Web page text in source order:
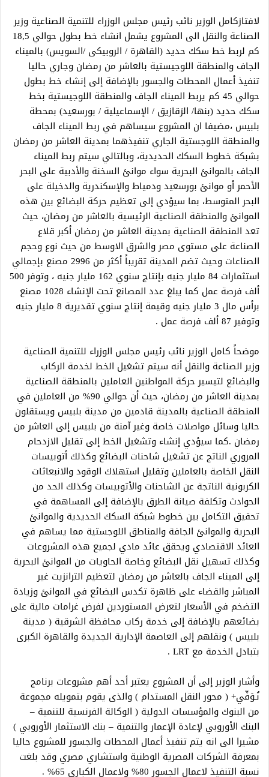
لافتازكامل الوزير نائب رئيس مجلس الوزراء للتنمية الصناعية وزير
الصناعة والنقل الى المشروع يشمل انشاء خط بطول حوالي 18,5
كم لربط خط سكك حديد (القاهرة / الروبيكى /السويس) بالميناء
الجاف والمنطقة اللوجيستية بالعاشر من رمضان وجاري حاليا
تنفيذ أعمال المحطات والجسور بالإضافة إلى إنشاء خط بطول
حوالي 45 كم يربط الميناء الجاف والمنطقة اللوجيستية بخط
سكك حديد (بنها/ الزقازيق / الإسماعيلية / بورسعيد) بمحطة
بلبيس ،مضيفا ان المشروع سيساهم في ربط الميناء الجاف
والمنطقة اللوجستية الجاري تنفيذهما بمدينة العاشر من رمضان
بشبكة خطوط السكك الحديدية، وبالتالي سيتم ربط الميناء
الجاف بالموانئ البحرية سواء موانئ السخنة والأدبية على البحر
الأحمر أو موانئ بورسعيد ودمياط والإسكندرية والدخيلة على
البحر المتوسط، بما سيؤدي إلى تعظيم حركة البضائع بين هذه
الموانئ والمنطقة الصناعية الرئيسية بالعاشر من رمضان، حيث
تعد المنطقة الصناعية بمدينة العاشر من رمضان أكبر قلاع
الصناعة على مستوى مصر والشرق الاوسط من حيث نوع وحجم
الصناعات وحيث تضم المدينة تقريباً أكثر من 2996 مصنع بإجمالي
استثمارات 84 مليار جنيه بإنتاج سنوي 162 مليار جنيه ، وتوفر 500
ألف فرصة عمل كما يبلغ عدد المصانع تحت الإنشاء 1028 مصنع
برأس مال 3 مليار جنيه وقيمة إنتاج سنوي تقديرية 8 مليار جنيه
وتوفير 87 ألف فرصة عمل .
موضحاً كامل الوزير نائب رئيس مجلس الوزراء للتنمية الصناعية
وزير الصناعة والنقل أنه سيتم تشغيل الخط لخدمة الركاب
والبضائع لتيسير حركة المواطنين العاملين بالمنطقة الصناعية
بمدينة العاشر من رمضان، حيث أن حوالي 90% من العاملين في
المنطقة الصناعية بالمدينة قادمين من مدينة بلبيس ويستقلون
حاليا وسائل مواصلات خاصة وغير آمنة من بلبيس إلى العاشر من
رمضان .كما سيؤدي إنشاء وتشغيل الخط إلى تقليل الازدحام
المروري الناتج عن تشغيل شاحنات البضائع وكذلك أتوبيسات
النقل الخاصة بالعاملين وتقليل استهلاك الوقود والانبعاثات
الكربونية الناتجة عن الشاحنات والأتوبيسات وكذلك الحد من
الحوادث وتكلفة صيانة الطرق بالإضافة إلى المساهمة في
تحقيق التكامل بين خطوط شبكة السكك الحديدية والموانئ
البحرية والموانئ الجافة والمناطق اللوجستية مما يساهم في
العائد الاقتصادي ويحقق عائد مادي لجميع هذه المشروعات
وكذلك تسهيل نقل البضائع وخاصة الحاويات من الموانئ البحرية
إلى الميناء الجاف بالعاشر من رمضان لتعظيم الترانزيت غير
المباشر والقضاء على ظاهرة تكدس البضائع في الموانئ وزيادة
التضخم في الأسعار لتعرض المستوردين لفرض غرامات مالية على
بضائعهم بالإضافة إلى خدمة ركاب محافظة الشرقية ( مدينة
بلبيس ) ونقلهم إلى العاصمة الإدارية الجديدة والقاهرة الكبرى
بتبادل الخدمة مع LRT .
وأشار الوزير إلى أن المشروع يعتبر أحد أهم مشروعات برنامج
نُـوَفِّي+ ( محور النقل المستدام ) والذى يقوم بتمويله مجموعة
من البنوك والمؤسسات الدولية ( الوكالة الفرنسية للتنمية –
البنك الأوروبي لإعادة الإعمار والتنمية – بنك الاستثمار الأوروبي )
مشيرا الى انه يتم تنفيذ أعمال المحطات والجسور للمشروع حاليا
بمعرفة الشركات المصرية الوطنية واستشاري مصري وقد بلغت
نسبة التنفيذ لاعمال الجسور 80% ولاعمال الكباري 65% .